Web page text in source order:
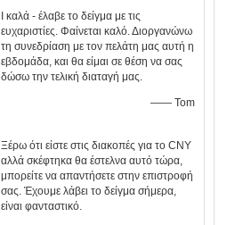
Ι καλά - έλαβε το δείγμα με τις
ευχαριστίες. Φαίνεται καλό. Διοργανώνω
τη συνεδρίαση με τον πελάτη μας αυτή η
εβδομάδα, και θα είμαι σε θέση να σας
δώσω την τελική διαταγή μας.
—— Tom
Ξέρω ότι είστε στις διακοπές για το CNY
αλλά σκέφτηκα θα έστελνα αυτό τώρα,
μπορείτε να απαντήσετε στην επιστροφή
σας. Έχουμε λάβει το δείγμα σήμερα,
είναι φανταστικό.